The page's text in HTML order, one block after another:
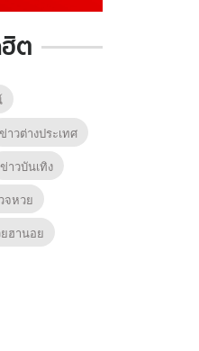
ต
ข่าวต่างประเทศ
ข่าวบันเทิง
จหวย
ฮานอย